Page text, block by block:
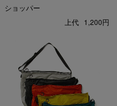
ショッパー
上代 1,200円